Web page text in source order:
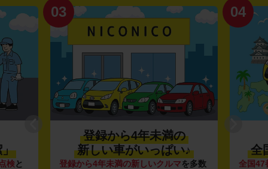
」
検と
03
登録から4年未満の
新しい車がいっぱい♪
登録から4年未満の新しいクルマを多数
04
全
全国47